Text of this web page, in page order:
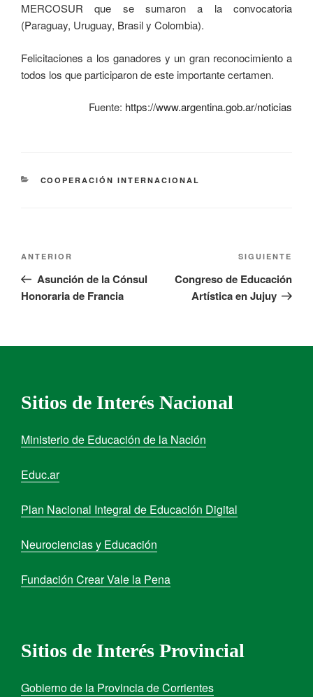
MERCOSUR que se sumaron a la convocatoria
(Paraguay, Uruguay, Brasil y Colombia).
Felicitaciones a los ganadores y un gran reconocimiento a
todos los que participaron de este importante certamen.
Fuente: https://www.argentina.gob.ar/noticias
COOPERACIÓN INTERNACIONAL
ANTERIOR
Asunción de la Cónsul
Honoraria de Francia
SIGUIENTE
Congreso de Educación
Artística en Jujuy
Sitios de Interés Nacional
Ministerio de Educación de la Nación
Educ.ar
Plan Nacional Integral de Educación Digital
Neurociencias y Educación
Fundación Crear Vale la Pena
Sitios de Interés Provincial
Gobierno de la Provincia de Corrientes